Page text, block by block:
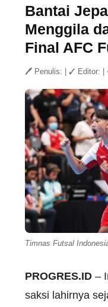
Bantai
Menggila
Final AFC
🖊 Penulis: ✓ Editor:
Timnas Futsal
PROGRES.ID –
saksi lahirnya